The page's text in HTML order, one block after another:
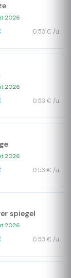
2026
0.53 € /u.
2026
0.53 € /u.
2026
0.53 € /u.
spiegel
2026
0.53 € /u.